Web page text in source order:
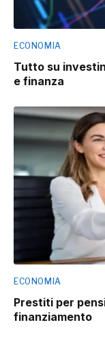
ECONOMIA
Tutto su
e finanza
ECONOMIA
Prestiti per
finanziamento